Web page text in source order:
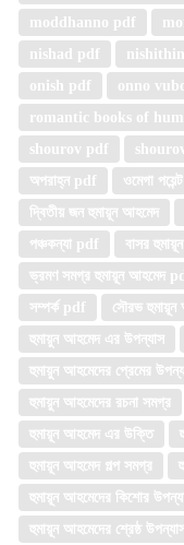
moddhanno pdf
nishad pdf
onish pdf
onno
romantic books of
shourov pdf
অপরাহ্ন pdf
ওমেগা
দ্বিতীয় জন হুমায়ূন আহমেদ
পঞ্চকন্যা pdf
বাসর
ভ্রমণ সমগ্র হুমায়ূন আহমেদ pdf
সম্পর্ক pdf
সৌরভ হুমায়ূন
হুমায়ুন আহমেদ এর উপন্যাস
হুমায়ুন আহমেদের প্রেমের
হুমায়ুন আহমেদের রচনা সমগ্র
হুমায়ূন আহমেদ এর উক্তি
হুমায়ূন আহমেদ গল্প সমগ্র
হুমায়ূন আহমেদের কিশোর
হুমায়ূন আহমেদের শ্রেষ্ঠ